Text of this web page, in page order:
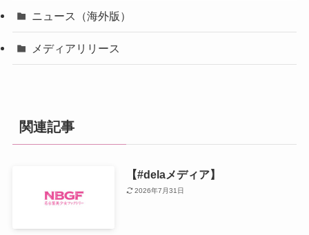
ニュース（海外版）
メディアリリース
関連記事
【#delaメディア】
2026年7月31日